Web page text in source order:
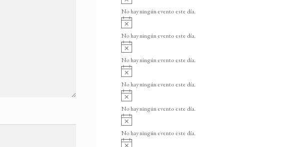
o
v
i
o
No hay ningún evento este día.
v
i
o
No hay ningún evento este día.
v
i
o
No hay ningún evento este día.
v
i
o
No hay ningún evento este día.
v
i
o
No hay ningún evento este día.
v
i
No hay ningún evento este día.